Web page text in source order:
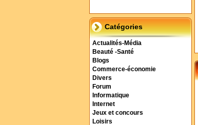
Catégories
Actualités-Média
Beauté -Santé
Blogs
Commerce-économie
Divers
Forum
Informatique
Internet
Jeux et concours
Loisirs